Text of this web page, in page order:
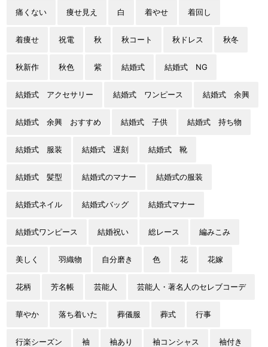
痛くない 痩せ見え 白 着やせ 着回し
着痩せ 祝電 秋 秋コート 秋ドレス 秋冬
秋新作 秋色 紫 結婚式 結婚式 NG
結婚式 アクセサリー 結婚式 ワンピース 結婚式 余興
結婚式 余興 おすすめ 結婚式 子供 結婚式 持ち物
結婚式 服装 結婚式 遅刻 結婚式 靴
結婚式 髪型 結婚式のマナー 結婚式の服装
結婚式ネイル 結婚式バッグ 結婚式マナー
結婚式ワンピース 結婚祝い 総レース 編みこみ
美しく 羽織物 自分磨き 色 花 花嫁
花柄 芳名帳 芸能人 芸能人・著名人のセレブコーデ
華やか 落ち着いた 葬儀服 葬式 行事
行楽シーズン 袖 袖あり 袖コンシャス 袖付き